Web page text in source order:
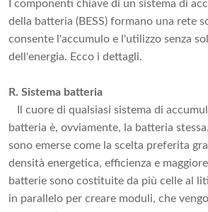
I componenti chiave di un sistema di
della batteria (BESS) formano una rete
consente l'accumulo e l'utilizzo senza
dell'energia. Ecco i dettagli.
R. Sistema batteria
Il cuore di qualsiasi sistema di
batteria è, ovviamente, la batteria
sono emerse come la scelta preferita
densità energetica, efficienza e
batterie sono costituite da più celle al
in parallelo per creare moduli, che